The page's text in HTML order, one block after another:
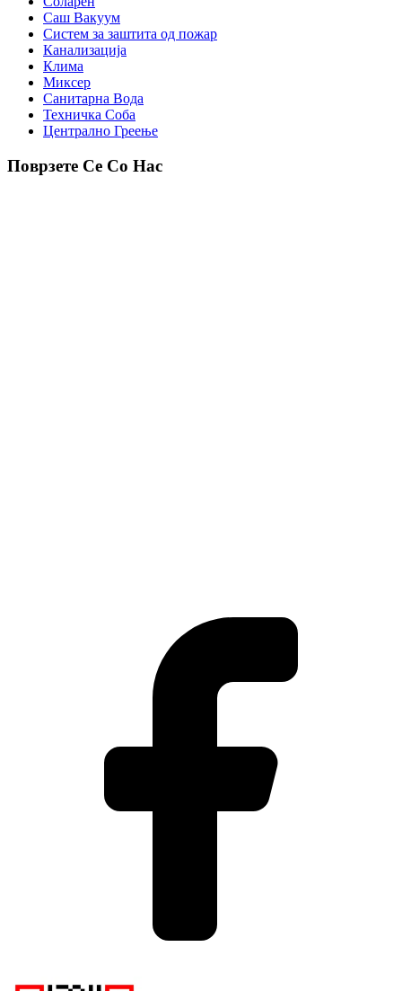
Саш Вакуум
Систем за заштита од пожар
Канализација
Клима
Миксер
Санитарна Вода
Техничка Соба
Централно Греење
Поврзете Се Со Нас